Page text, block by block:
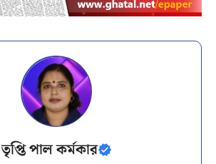
তৃপ্তি পাল কর্মকার